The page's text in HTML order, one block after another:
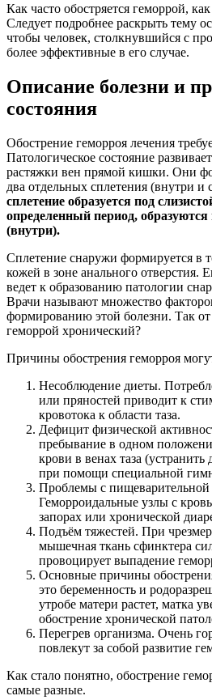
Как часто обостряется геморрой,
Следует подробнее раскрыть тему
чтобы человек, столкнувшийся с
более эффективные в его случае.
Описание болезни и
состояния
Обострение геморроя лечения
Патологическое состояние
растяжки вен прямой кишки. Они
два отдельных сплетения (внутри и
сплетение образуется под
определенный период,
(внутри).
Сплетение снаружи формируется в
кожей в зоне анального отверстия.
ведет к образованию патологии
Врачи называют множество
формированию этой болезни. Так от
геморрой хронический?
Причины обострения геморроя
Несоблюдение диеты.
или пряностей приводит к
кровотока к области таза.
Дефицит физической
пребывание в одном
крови в венах таза
при помощи специальной
Проблемы с пищеварительной
Геморроидальные узлы с
запорах или хронической
Подъём тяжестей. При
мышечная ткань сфинктера
провоцирует выпадение
Основные причины
это беременность и
утробе матери растет, матка
обострение хронической
Перегрев организма. Очень
повлекут за собой развитие
Как стало понятно, обострение
самые разные.